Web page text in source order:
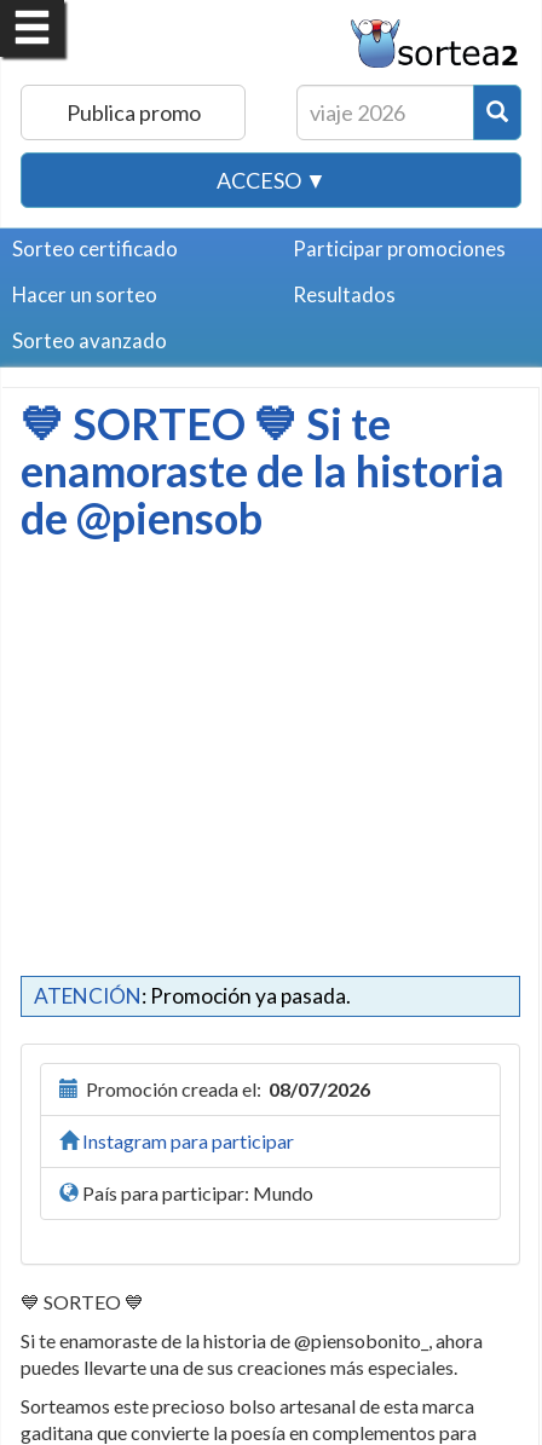
Publica promo
ACCESO ▼
Sorteo certificado
Hacer un sorteo
Sorteo avanzado
Participar promociones
Resultados
💙 SORTEO 💙 Si te
enamoraste de la historia
de @piensob
ATENCIÓN: Promoción ya pasada.
Promoción creada el: 08/07/2026
Instagram para participar
País para participar: Mundo
💙 SORTEO 💙
Si te enamoraste de la historia de @piensobonito_, ahora
puedes llevarte una de sus creaciones más especiales.
Sorteamos este precioso bolso artesanal de esta marca
gaditana que convierte la poesía en complementos para